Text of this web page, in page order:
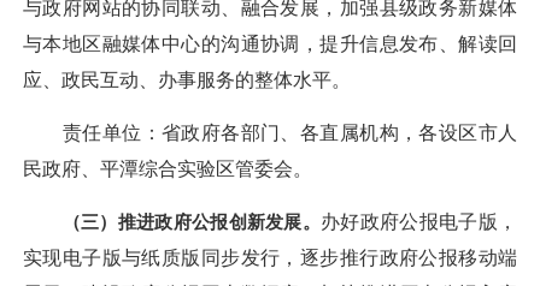
与政府网站的协同联动、融合发展，加强县级政务新媒体
与本地区融媒体中心的沟通协调，提升信息发布、解读回
应、政民互动、办事服务的整体水平。
责任单位：省政府各部门、各直属机构，各设区市人
民政府、平潭综合实验区管委会。
（三）推进政府公报创新发展。 办好政府公报电子版，
实现电子版与纸质版同步发行，逐步推行政府公报移动端